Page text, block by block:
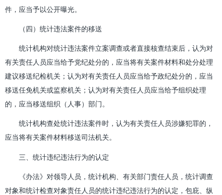
件，应当予以公开曝光。
（四）统计违法案件的移送
统计机构对统计违法案件立案调查或者直接核查结束后，认为对
有关责任人员应当给予党纪处分的，应当将有关案件材料和处分处理
建议移送纪检机关；认为对有关责任人员应当给予政纪处分的，应当
移送任免机关或监察机关；认为对有关责任人员应当给予组织处理
的，应当移送组织（人事）部门。
统计机构查处统计违法案件时，认为有关责任人员涉嫌犯罪的，
应当将有关案件材料移送司法机关。
三、统计违纪违法行为的认定
《办法》对领导人员，统计机构、有关部门责任人员，统计调查
对象和统计检查对象责任人员的统计违纪违法行为的认定，包庇、纵